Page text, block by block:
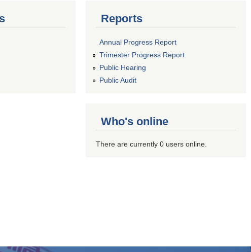
Reports
Annual Progress Report
Trimester Progress Report
Public Hearing
Public Audit
Who's online
There are currently 0 users online.